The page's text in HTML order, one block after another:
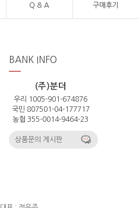
Q & A 구매후기
BANK INFO
(주)분더
우리 1005-901-674876
국민 807501-04-177717
농협 355-0014-9464-23
상품문의 게시판